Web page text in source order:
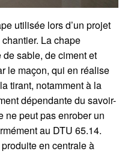
utilisée lors d’un projet
La chape
sable, de ciment et
le maçon, qui en réalise
tirant, notamment à la
dépendante du savoir-
ne peut pas enrober un
au DTU 65.14.
en centrale à